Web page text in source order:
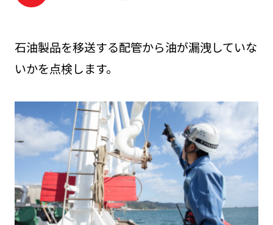
石油製品を移送する配管から油が漏洩していな
いかを点検します。